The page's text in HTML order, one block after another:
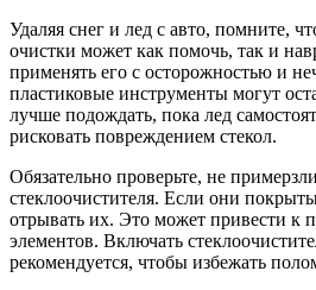
Удаляя снег и лед с авто, помните,
очистки может как помочь, так и
применять его с осторожностью и
пластиковые инструменты могут
лучше подождать, пока лед
рисковать повреждением стекол.
Обязательно проверьте, не
стеклоочистителя. Если они
отрывать их. Это может привести к
элементов. Включать
рекомендуется, чтобы избежать